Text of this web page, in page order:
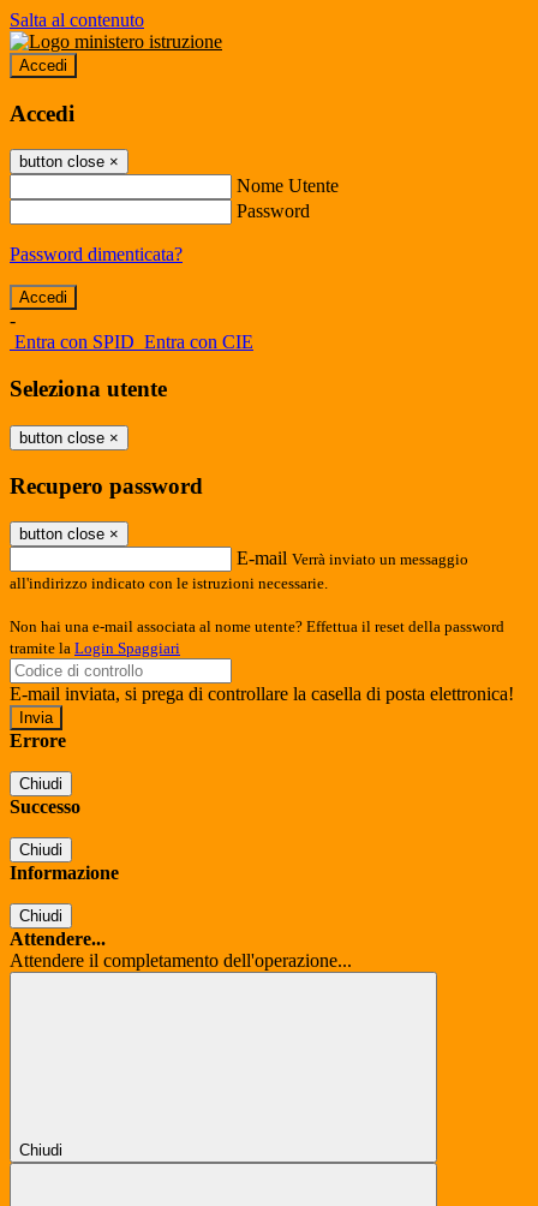
Salta al contenuto
Accedi
Accedi
button close ×
Nome Utente
Password
Password dimenticata?
-
Entra con SPID Entra con CIE
Seleziona utente
button close ×
Recupero password
button close ×
E-mail Verrà inviato un messaggio
all'indirizzo indicato con le istruzioni necessarie.
Non hai una e-mail associata al nome utente? Effettua il reset della password
tramite la Login Spaggiari
E-mail inviata, si prega di controllare la casella di posta elettronica!
Errore
Chiudi
Successo
Chiudi
Informazione
Chiudi
Attendere...
Attendere il completamento dell'operazione...
Chiudi